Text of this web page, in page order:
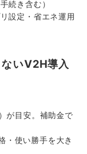
続き含む）
設定・省エネ運用
いV2H導入
が目安。補助金で
・使い勝手を大き